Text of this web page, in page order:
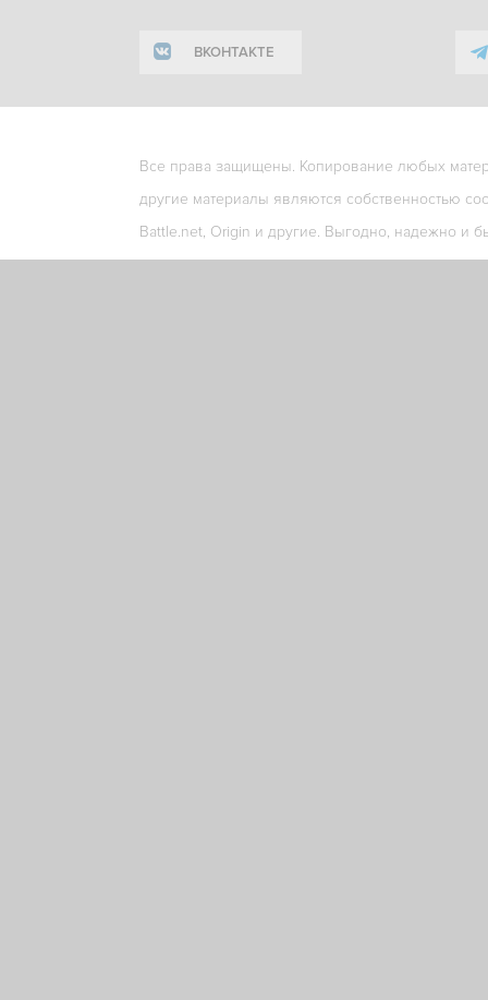
ВКОНТАКТЕ
Все права защищены. Копирование любых
другие материалы являются собственностью
Battle.net, Origin и другие. Выгодно, надежно и